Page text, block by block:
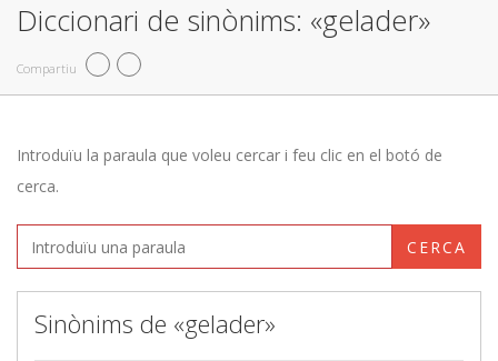
Diccionari de sinònims: «gelader»
Compartiu
Introduïu la paraula que voleu cercar i feu clic en el botó de
cerca.
CERCA
Sinònims de «gelader»